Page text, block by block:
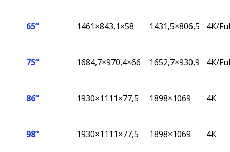
65” 1461×843,1×58 1431,5×806,5 4K/
75” 1684,7×970,4×66 1652,7×930,9 4K/
86” 1930×1111×77,5 1898×1069 4K
98” 1930×1111×77,5 1898×1069 4K